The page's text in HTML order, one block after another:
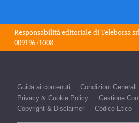
Responsabilità editoriale diTeleborsa
00919671008
Guida ai contenuti Condizioni
Privacy & Cookie Policy
Gestione
Copyright & Disclaimer
Codice Etico